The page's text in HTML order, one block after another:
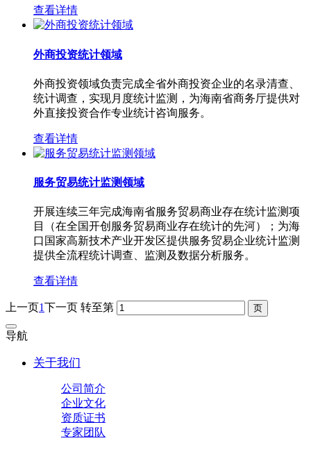
查看详情
外商投资统计领域
外商投资领域负责完成全省外商投资企业的名录清查、
统计调查，实现月度统计监测，为海南省商务厅提供对
外直接投资合作专业统计咨询服务。
查看详情
服务贸易统计监测领域
开展连续三年完成海南省服务贸易商业存在统计监测项
目（在全国开创服务贸易商业存在统计的先河）；为海
口国家高新技术产业开发区提供服务贸易企业统计监测
提供全流程统计调查、监测及数据分析服务。
查看详情
上一页1下一页 转至第
导航
关于我们
公司简介
企业文化
资质证书
专家团队